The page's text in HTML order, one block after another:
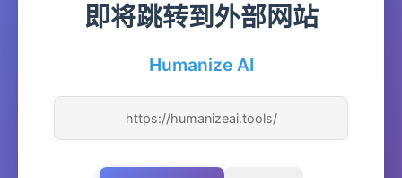
即将跳转到外部网站
Humanize AI
https://humanizeai.tools/